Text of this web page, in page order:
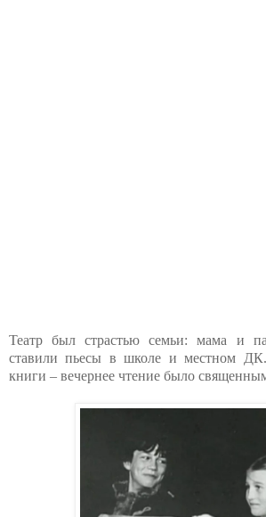
Театр был страстью семьи: мама и
ставили пьесы в школе и местном
книги – вечернее чтение было